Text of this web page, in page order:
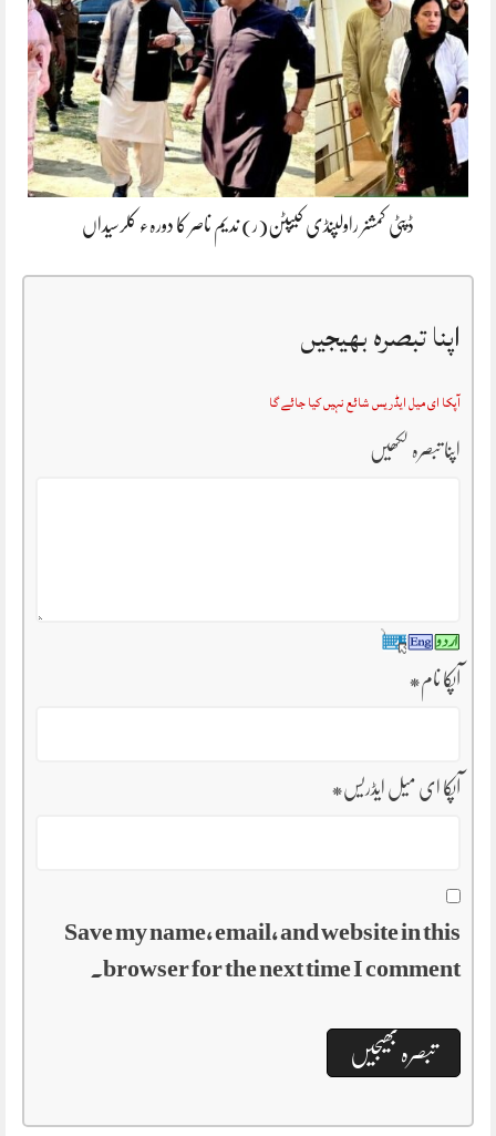
ڈپٹی کمشنر راولپنڈی کیپٹن(ر) ندیم ناصر کا دورہء کلرسیداں
اپنا تبصرہ بھیجیں
آپکا ای میل ایڈریس شائع نہیں کیا جائے گا
اپنا تبصرہ لکھیں
آپکا نام*
آپکا ای میل ایڈریس*
Save my name, email, and website in this
browser for the next time I comment.